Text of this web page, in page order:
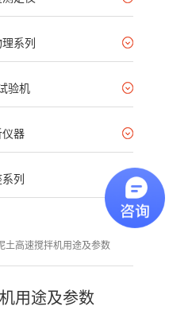
系列
验机
仪器
列
土高速搅拌机用途及参数
用途及参数